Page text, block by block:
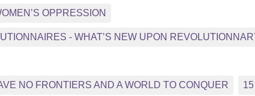
OPPRESSION
- WHAT’S NEW UPON
NO FRONTIERS AND A WORLD TO CONQUER